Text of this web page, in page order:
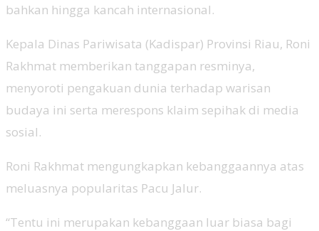
bahkan hingga kancah internasional.
Kepala Dinas Pariwisata (Kadispar) Provinsi Riau, Roni
Rakhmat memberikan tanggapan resminya,
menyoroti pengakuan dunia terhadap warisan
budaya ini serta merespons klaim sepihak di media
sosial.
Roni Rakhmat mengungkapkan kebanggaannya atas
meluasnya popularitas Pacu Jalur.
“Tentu ini merupakan kebanggaan luar biasa bagi